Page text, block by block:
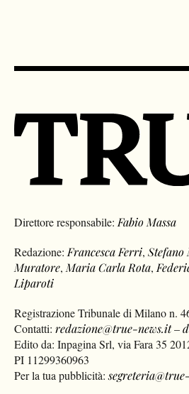
Direttore responsabile:Fabio Massa
Redazione:Francesca Ferri,Stefano
Muratore,Maria Carla Rota,
Liparoti
Registrazione Tribunale di Milano n.
Contatti:redazione@true-news.it–
Edito da: Inpagina Srl, via Fara 35
PI 11299360963
Per la tua pubblicità: